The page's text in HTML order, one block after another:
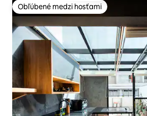
Obľúbené medzi hosťami
Obľúbené medzi hosťami